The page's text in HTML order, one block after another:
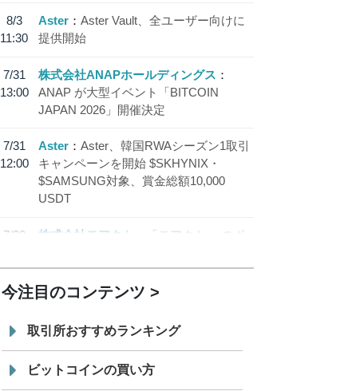
8/3
11:30
Aster
Aster Vault、全ユーザー向けに
提供開始
7/31
13:00
株式会社ANAPホールディングス
ANAP が大型イベント「BITCOIN
JAPAN 2026」開催決定
7/31
12:00
Aster
Aster、韓国RWAシーズン1取引
キャンペーンを開始 $SKHYNIX・
$SAMSUNG対象、賞金総額10,000
USDT
7/30
株式会社モアクト
「モアクト」 のポ
「 JPYC」を追加
19:30
てステーブルコイン「JPYSC」徹底解
説セミナーを開催
今注目のコンテンツ
取引所おすすめランキング
ビットコインの買い方